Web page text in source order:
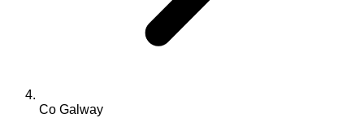
Co Galway